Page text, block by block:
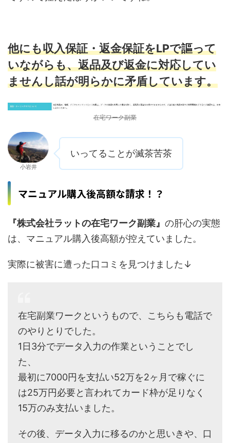
他にも収入保証・返金保証をLPで謳って
いながらも、返品及び返金に対応してい
ませんし話が明らかに矛盾しています。
在宅ワーク副業
小岩井
いってることが滅茶苦茶
マニュアル購入後高額な請求！？
『株式会社ラットの在宅ワーク副業』 の肝心の実態
は、マニュアル購入後高額が控えていました。
実際に被害に遭った口コミを見つけました↓
在宅副業ワークというもので、こちらも電話で
のやりとりでした。
1日3分でデータ入力の作業ということでし
た、
最初に7000円を支払い52万を2ヶ月で稼ぐに
は25万円必要と言われてカード枠が足りなく
15万のみ支払いました。
その後、データ入力に移るのかと思いきや、口